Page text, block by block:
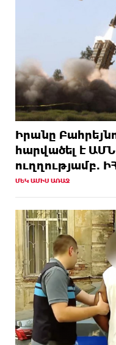
Իրանը
hարվածել է
ուղղությամբ.
ՄԵԿ ԱՄԻՍ ԱՌԱՋ